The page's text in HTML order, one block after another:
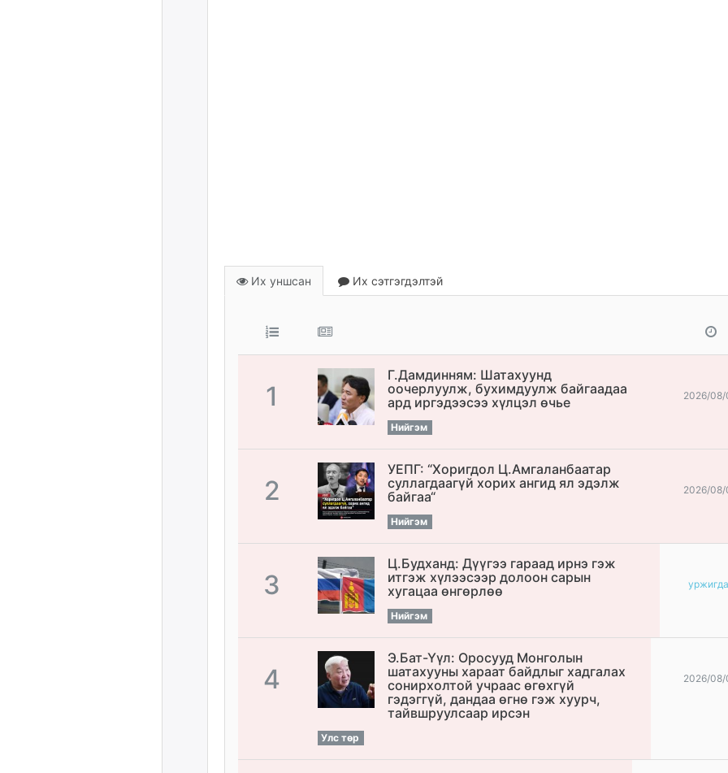
Их уншсан Их сэтгэгдэлтэй
1
Г.Дамдинням: Шатахуунд
оочерлуулж, бухимдуулж байгаадаа
ард иргэдээсээ хүлцэл өчье
Нийгэм
2026/08/
2
УЕПГ: “Хоригдол Ц.Амгаланбаатар
cуллагдаагүй хорих ангид ял эдэлж
байгаа“
Нийгэм
2026/08/
3
Ц.Будханд: Дүүгээ гараад ирнэ гэж
итгэж хүлээсээр долоон сарын
хугацаа өнгөрлөө
Нийгэм
4
Э.Бат-Үүл: Оросууд Монголын
шатахууны хараат байдлыг хадгалах
сонирхолтой учраас өгөхгүй
гэдэггүй, дандаа өгнө гэж хуурч,
тайвшруулсаар ирсэн
Улс төр
2026/08/